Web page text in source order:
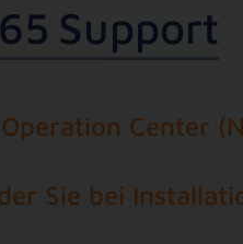
65 Support
Center
Sie bei